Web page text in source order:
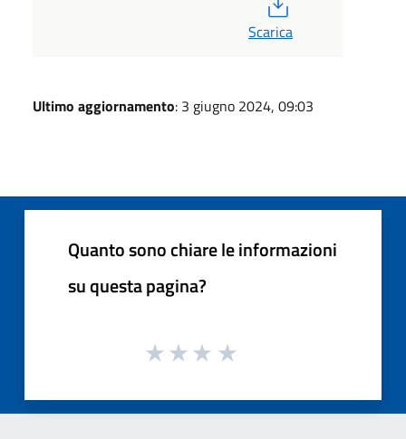
Scarica
Ultimo aggiornamento: 3 giugno 2024, 09:03
Quanto sono chiare le informazioni
su questa pagina?